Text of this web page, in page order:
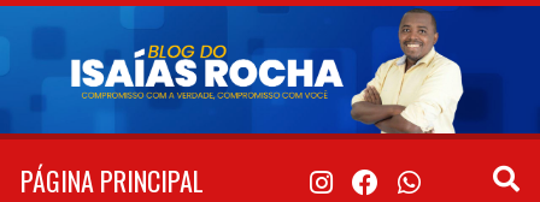
Pular
conteúdo
PÁGINA PRINCIPAL